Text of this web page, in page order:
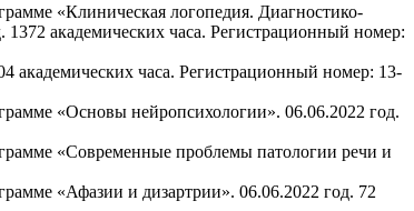
«Клиническая логопедия. Диагностико-
1372 академических часа. Регистрационный номер:
часа. Регистрационный номер: 13-
«Основы нейропсихологии». 06.06.2022 год.
«Современные проблемы патологии речи и
«Афазии и дизартрии». 06.06.2022 год. 72